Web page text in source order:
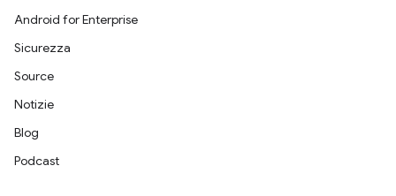
Android for Enterprise
Sicurezza
Source
Notizie
Blog
Podcast